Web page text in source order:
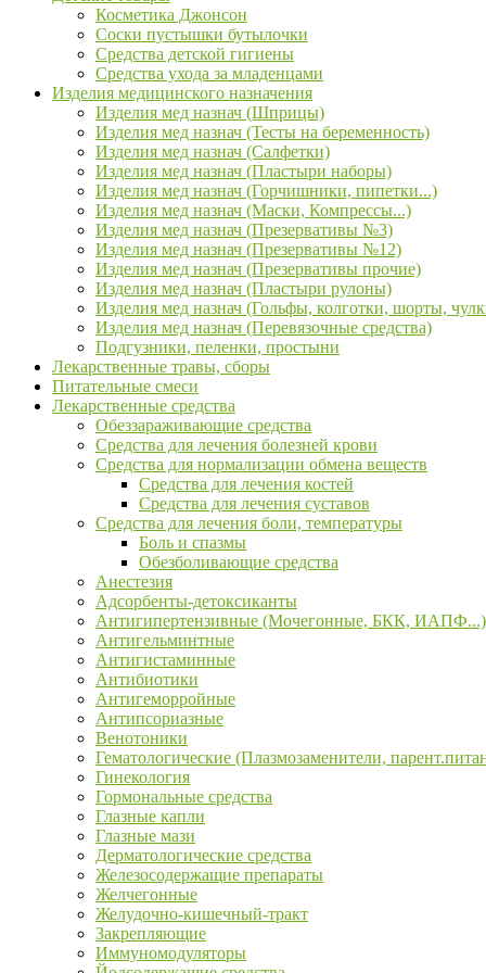
Косметика Джонсон
Соски пустышки бутылочки
Средства детской гигиены
Средства ухода за младенцами
Изделия медицинского назначения
Изделия мед назнач (Шприцы)
Изделия мед назнач (Тесты на беременность)
Изделия мед назнач (Салфетки)
Изделия мед назнач (Пластыри наборы)
Изделия мед назнач (Горчишники, пипетки...)
Изделия мед назнач (Маски, Компрессы...)
Изделия мед назнач (Презервативы №3)
Изделия мед назнач (Презервативы №12)
Изделия мед назнач (Презервативы прочие)
Изделия мед назнач (Пластыри рулоны)
Изделия мед назнач (Гольфы, колготки, шорты,
Изделия мед назнач (Перевязочные средства)
Подгузники, пеленки, простыни
Лекарственные травы, сборы
Питательные смеси
Лекарственные средства
Обеззараживающие средства
Средства для лечения болезней крови
Средства для нормализации обмена веществ
Средства для лечения костей
Средства для лечения суставов
Средства для лечения боли, температуры
Боль и спазмы
Обезболивающие средства
Анестезия
Адсорбенты-детоксиканты
Антигипертензивные (Мочегонные, БКК, ИАПФ...)
Антигельминтные
Антигистаминные
Антибиотики
Антигеморройные
Антипсориазные
Венотоники
Гематологические (Плазмозаменители,
Гинекология
Гормональные средства
Глазные капли
Глазные мази
Дерматологические средства
Железосодержащие препараты
Желчегонные
Желудочно-кишечный-тракт
Закрепляющие
Иммуномодуляторы